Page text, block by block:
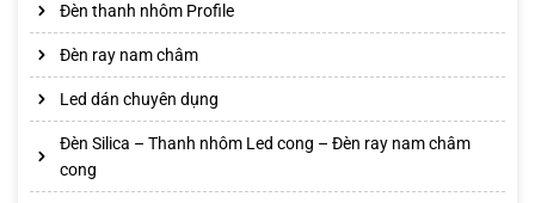
Đèn thanh nhôm Profile
Đèn ray nam châm
Led dán chuyên dụng
Đèn Silica – Thanh nhôm Led cong – Đèn ray nam châm
cong